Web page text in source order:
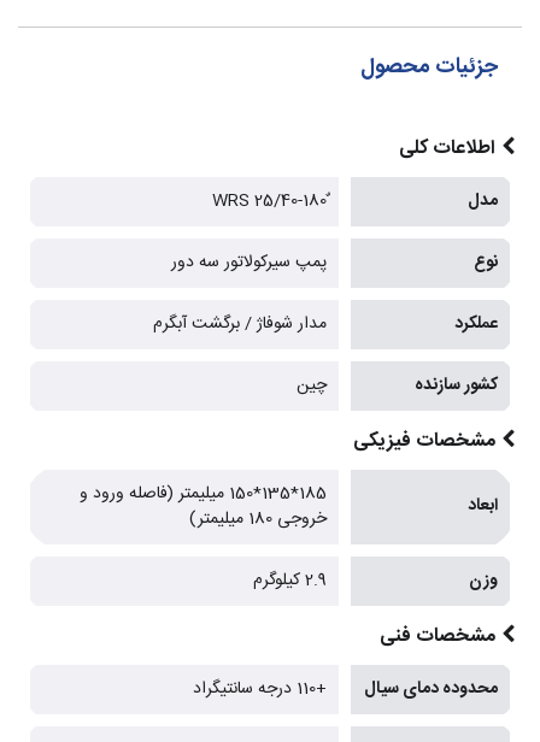
جزئیات محصول
اطلاعات کلی
مدل
نوع پمپ سیرکولاتور سه دور
عملکرد مدار شوفاژ / برگشت آبگرم
کشور سازنده چین
مشخصات فیزیکی
ابعاد
185*135*150 میلیمتر (فاصله ورود و
خروجی 180 میلیمتر)
وزن 2.9 کیلوگرم
مشخصات فنی
محدوده دمای سیال +110 درجه سانتیگراد